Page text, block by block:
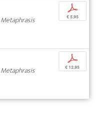
Metaphrasis
p
€ 5,95
Metaphrasis
p
€ 12,95